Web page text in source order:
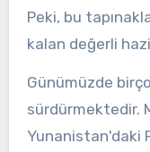
Peki, bu
kalan değerli
Günümüzde
sürdürmektedir.
Yunanistan'daki